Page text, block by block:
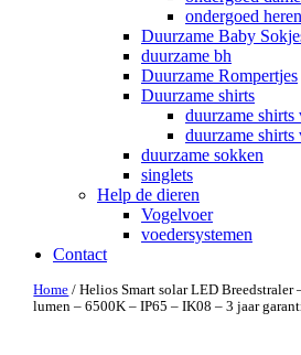
ondergoed heren
Duurzame Baby
duurzame bh
Duurzame Rompertjes
Duurzame shirts
duurzame shirts
duurzame
duurzame sokken
singlets
Help de dieren
Vogelvoer
voedersystemen
Contact
Home / Helios Smart solar LED Breedstraler
lumen – 6500K – IP65 – IK08 – 3 jaar